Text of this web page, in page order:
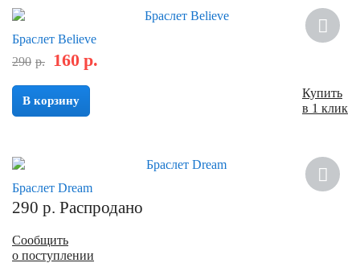
Браслет Believe
290 р. 160 р.
В корзину
Купить
в 1 клик
Браслет Dream
290 р. Распродано
Сообщить
о поступлении